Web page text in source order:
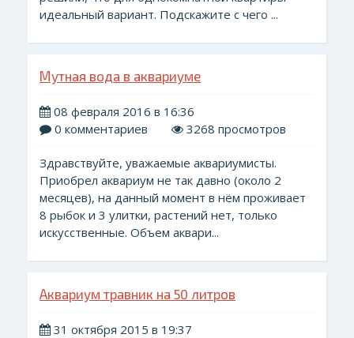
идеальный вариант. Подскажите с чего ...
Мутная вода в аквариуме
08 февраля 2016 в 16:36
0 комментариев
3268 просмотров
Здравствуйте, уважаемые аквариумисты.
Приобрел аквариум не так давно (около 2
месяцев), на данный момент в нём проживает
8 рыбок и 3 улитки, растений нет, только
искусственные. Объем аквари...
Аквариум травник на 50 литров
31 октября 2015 в 19:37